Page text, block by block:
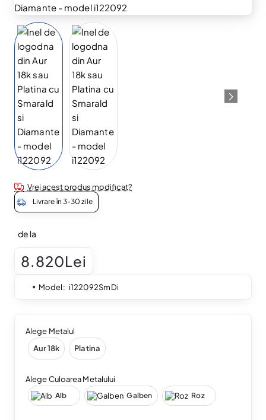
Vrei acest produs modificat?
Livrare în 3-30 zile
de la
8.820Lei
Model: i122092SmDi
Alege Metalul
Aur 18k
Platina
Alege Culoarea Metalului
Alb Galben Roz